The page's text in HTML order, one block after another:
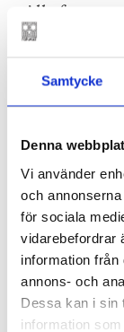
Samtycke
Denna
Vi använder
och
för sociala
vidarebefordrar
information från
annons- och
Dessa kan i sin
information
Alla fyra.
–Suomen
med tiden
honom till
röster …
igenkänning,
en lika
samtida
ur kyrkan.
–Hbl